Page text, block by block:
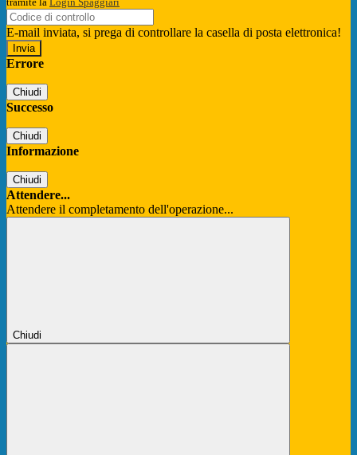
E-mail inviata, si prega di controllare la casella di posta elettronica!
Errore
Chiudi
Successo
Chiudi
Informazione
Chiudi
Attendere...
Attendere il completamento dell'operazione...
Chiudi